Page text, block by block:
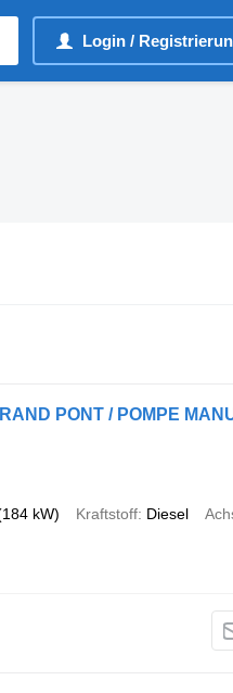
Login /
PONT / POMPE
kW) Kraftstoff Diesel